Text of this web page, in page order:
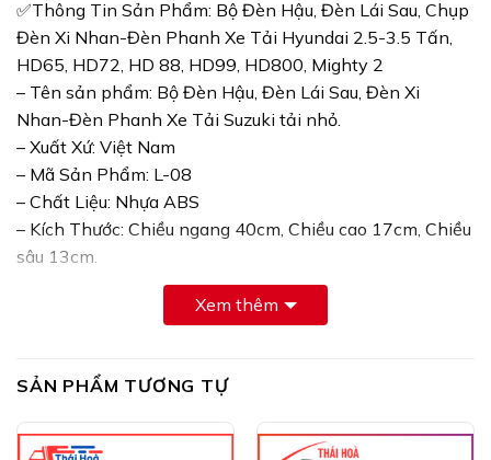
✅Thông Tin Sản Phẩm: Bộ Đèn Hậu, Đèn Lái Sau, Chụp
Đèn Xi Nhan-Đèn Phanh Xe Tải Hyundai 2.5-3.5 Tấn,
HD65, HD72, HD 88, HD99, HD800, Mighty 2
– Tên sản phẩm: Bộ Đèn Hậu, Đèn Lái Sau, Đèn Xi
Nhan-Đèn Phanh Xe Tải Suzuki tải nhỏ.
– Xuất Xứ: Việt Nam
– Mã Sản Phẩm: L-08
– Chất Liệu: Nhựa ABS
– Kích Thước: Chiều ngang 40cm, Chiều cao 17cm, Chiều
sâu 13cm.
– Dòng Xe Tương Thích: Xe Tải Hyundai 2.5-3.5 Tấn,
HD65, HD72, HD 88, HD99, HD 500, HD800, Mighty 2,
Nhan-Đèn Phanh Xe Tải Hyundai 2.5-3.5 Tấn, HD65,
HD72, HD 88, HD99, HD800, Mighty 2
– Thiết kế chắc chắn, bền đẹp, dễ dàng lắp đặt, thay
Xem thêm
SẢN PHẨM TƯƠNG TỰ